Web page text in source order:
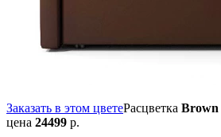
Заказать в этом цветеРасцветка Brown
цена 24499 р.